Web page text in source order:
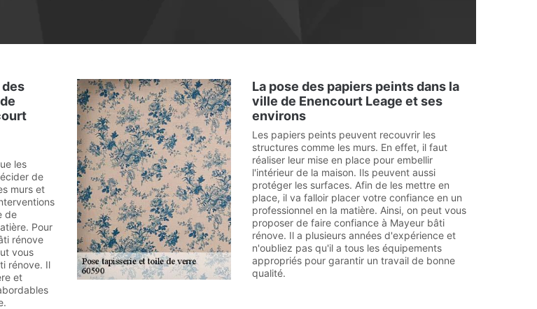
des
les
de
murs et
de
Pour
rénove
vous
rénove. Il
et
La pose des papiers peints dans la
ville de Enencourt Leage et ses
environs
Les papiers peints peuvent recouvrir les
structures comme les murs. En effet, il faut
réaliser leur mise en place pour embellir
l'intérieur de la maison. Ils peuvent aussi
protéger les surfaces. Afin de les mettre en
place, il va falloir placer votre confiance en un
professionnel en la matière. Ainsi, on peut vous
proposer de faire confiance à Mayeur bâti
rénove. Il a plusieurs années d'expérience et
n'oubliez pas qu'il a tous les équipements
appropriés pour garantir un travail de bonne
qualité.